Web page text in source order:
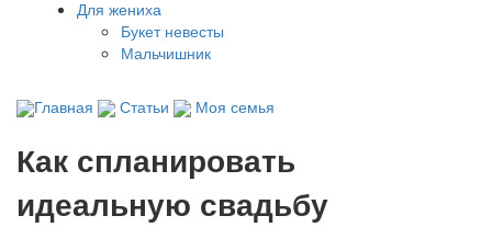
Для жениха
Букет невесты
Мальчишник
Главная Статьи Моя семья
Как спланировать
идеальную свадьбу